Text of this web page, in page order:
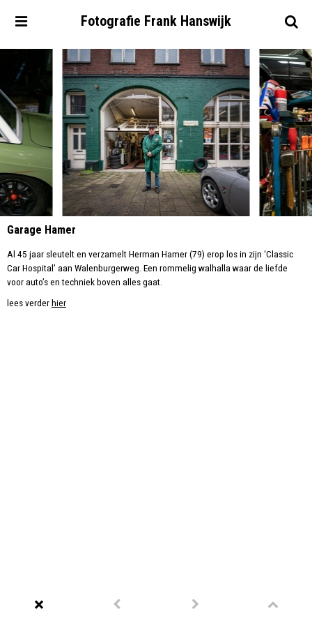
Fotografie Frank Hanswijk
Garage Hamer
Al 45 jaar sleutelt en verzamelt Herman Hamer (79) erop los in zijn ‘Classic
Car Hospital’ aan Walenburgerweg. Een rommelig walhalla waar de liefde
voor auto’s en techniek boven alles gaat.
lees verderhier